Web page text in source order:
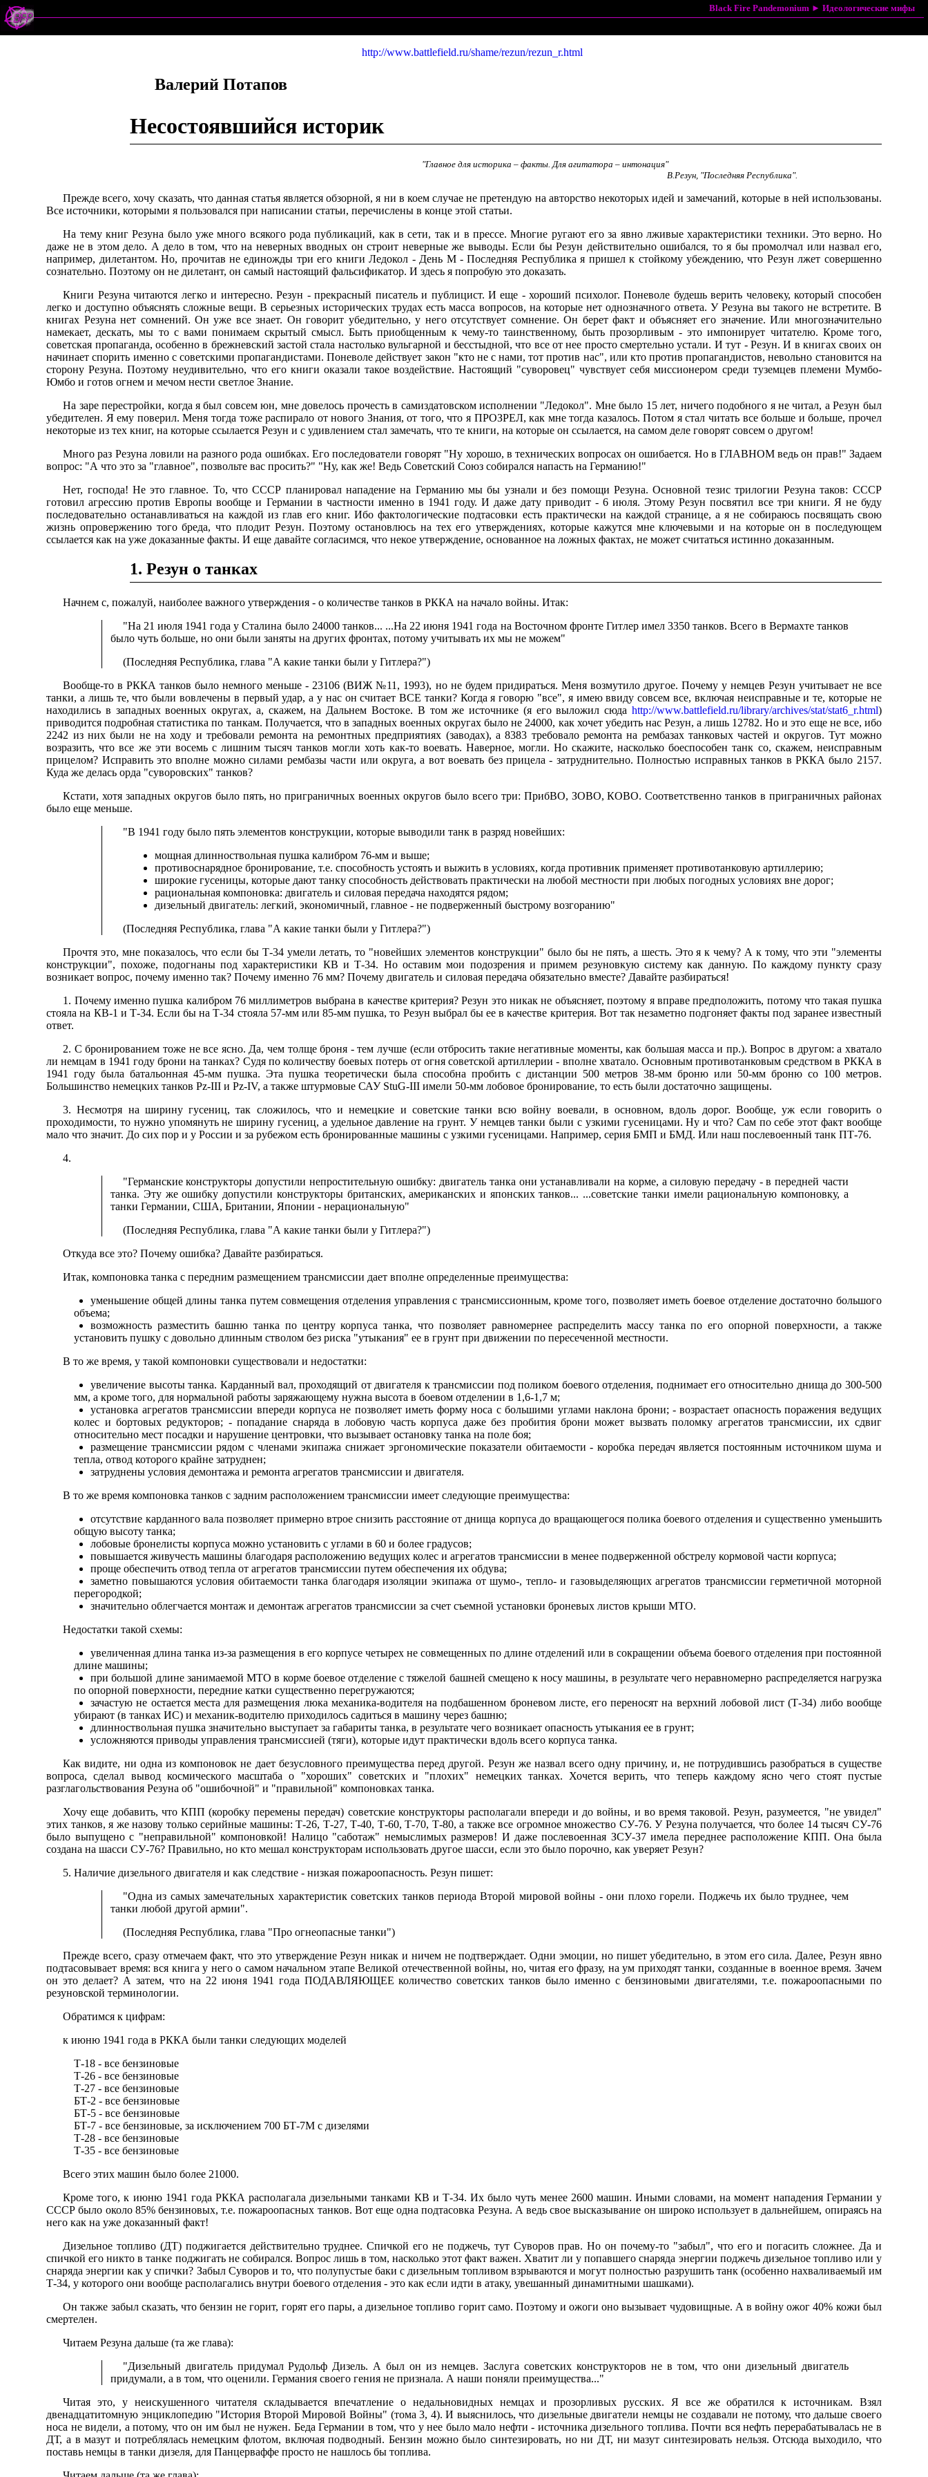
Black Fire Pandemonium ►Идеологические мифы
http://www.battlefield.ru/shame/rezun/rezun_r.html
Валерий Потапов
Несостоявшийся историк
"Главное для историка – факты. Для агитатора – интонация"
В.Резун, "Последняя Республика".
Прежде всего, хочу сказать, что данная статья является обзорной, я ни в коем случае не претендую на авторство некоторых идей и замечаний, которые в ней использованы.
Все источники, которыми я пользовался при написании статьи, перечислены в конце этой статьи.
На тему книг Резуна было уже много всякого рода публикаций, как в сети, так и в прессе. Многие ругают его за явно лживые характеристики техники. Это верно. Но
даже не в этом дело. А дело в том, что на неверных вводных он строит неверные же выводы. Если бы Резун действительно ошибался, то я бы промолчал или назвал его,
например, дилетантом. Но, прочитав не единожды три его книги Ледокол - День М - Последняя Республика я пришел к стойкому убеждению, что Резун лжет совершенно
сознательно. Поэтому он не дилетант, он самый настоящий фальсификатор. И здесь я попробую это доказать.
Книги Резуна читаются легко и интересно. Резун - прекрасный писатель и публицист. И еще - хороший психолог. Поневоле будешь верить человеку, который способен
легко и доступно объяснять сложные вещи. В серьезных исторических трудах есть масса вопросов, на которые нет однозначного ответа. У Резуна вы такого не встретите. В
книгах Резуна нет сомнений. Он уже все знает. Он говорит убедительно, у него отсутствует сомнение. Он берет факт и объясняет его значение. Или многозначительно
намекает, дескать, мы то с вами понимаем скрытый смысл. Быть приобщенным к чему-то таинственному, быть прозорливым - это импонирует читателю. Кроме того,
советская пропаганда, особенно в брежневский застой стала настолько вульгарной и бесстыдной, что все от нее просто смертельно устали. И тут - Резун. И в книгах своих он
начинает спорить именно с советскими пропагандистами. Поневоле действует закон "кто не с нами, тот против нас", или кто против пропагандистов, невольно становится на
сторону Резуна. Поэтому неудивительно, что его книги оказали такое воздействие. Настоящий "суворовец" чувствует себя миссионером среди туземцев племени Мумбо-
Юмбо и готов огнем и мечом нести светлое Знание.
На заре перестройки, когда я был совсем юн, мне довелось прочесть в самиздатовском исполнении "Ледокол". Мне было 15 лет, ничего подобного я не читал, а Резун был
убедителен. Я ему поверил. Меня тогда тоже распирало от нового Знания, от того, что я ПРОЗРЕЛ, как мне тогда казалось. Потом я стал читать все больше и больше, прочел
некоторые из тех книг, на которые ссылается Резун и с удивлением стал замечать, что те книги, на которые он ссылается, на самом деле говорят совсем о другом!
Много раз Резуна ловили на разного рода ошибках. Его последователи говорят "Ну хорошо, в технических вопросах он ошибается. Но в ГЛАВНОМ ведь он прав!" Задаем
вопрос: "А что это за "главное", позвольте вас просить?" "Ну, как же! Ведь Советский Союз собирался напасть на Германию!"
Нет, господа! Не это главное. То, что СССР планировал нападение на Германию мы бы узнали и без помощи Резуна. Основной тезис трилогии Резуна таков: СССР
готовил агрессию против Европы вообще и Германии в частности именно в 1941 году. И даже дату приводит - 6 июля. Этому Резун посвятил все три книги. Я не буду
последовательно останавливаться на каждой из глав его книг. Ибо фактологические подтасовки есть практически на каждой странице, а я не собираюсь посвящать свою
жизнь опровержению того бреда, что плодит Резун. Поэтому остановлюсь на тех его утверждениях, которые кажутся мне ключевыми и на которые он в последующем
ссылается как на уже доказанные факты. И еще давайте согласимся, что некое утверждение, основанное на ложных фактах, не может считаться истинно доказанным.
1. Резун о танках
Начнем с, пожалуй, наиболее важного утверждения - о количестве танков в РККА на начало войны. Итак:
"На 21 июля 1941 года у Сталина было 24000 танков... ...На 22 июня 1941 года на Восточном фронте Гитлер имел 3350 танков. Всего в Вермахте танков
было чуть больше, но они были заняты на других фронтах, потому учитывать их мы не можем"
(Последняя Республика, глава "А какие танки были у Гитлера?")
Вообще-то в РККА танков было немного меньше - 23106 (ВИЖ №11, 1993), но не будем придираться. Меня возмутило другое. Почему у немцев Резун учитывает не все
танки, а лишь те, что были вовлечены в первый удар, а у нас он считает ВСЕ танки? Когда я говорю "все", я имею ввиду совсем все, включая неисправные и те, которые не
находились в западных военных округах, а, скажем, на Дальнем Востоке. В том же источнике (я его выложил сюда http://www.battlefield.ru/library/archives/stat/stat6_r.html)
приводится подробная статистика по танкам. Получается, что в западных военных округах было не 24000, как хочет убедить нас Резун, а лишь 12782. Но и это еще не все, ибо
2242 из них были не на ходу и требовали ремонта на ремонтных предприятиях (заводах), а 8383 требовало ремонта на рембазах танковых частей и округов. Тут можно
возразить, что все же эти восемь с лишним тысяч танков могли хоть как-то воевать. Наверное, могли. Но скажите, насколько боеспособен танк со, скажем, неисправным
прицелом? Исправить это вполне можно силами рембазы части или округа, а вот воевать без прицела - затруднительно. Полностью исправных танков в РККА было 2157.
Куда же делась орда "суворовских" танков?
Кстати, хотя западных округов было пять, но приграничных военных округов было всего три: ПрибВО, ЗОВО, КОВО. Соответственно танков в приграничных районах
было еще меньше.
"В 1941 году было пять элементов конструкции, которые выводили танк в разряд новейших:
мощная длинноствольная пушка калибром 76-мм и выше;
противоснарядное бронирование, т.е. способность устоять и выжить в условиях, когда противник применяет противотанковую артиллерию;
широкие гусеницы, которые дают танку способность действовать практически на любой местности при любых погодных условиях вне дорог;
рациональная компоновка: двигатель и силовая передача находятся рядом;
дизельный двигатель: легкий, экономичный, главное - не подверженный быстрому возгоранию"
(Последняя Республика, глава "А какие танки были у Гитлера?")
Прочтя это, мне показалось, что если бы Т-34 умели летать, то "новейших элементов конструкции" было бы не пять, а шесть. Это я к чему? А к тому, что эти "элементы
конструкции", похоже, подогнаны под характеристики КВ и Т-34. Но оставим мои подозрения и примем резуновкую систему как данную. По каждому пункту сразу
возникает вопрос, почему именно так? Почему именно 76 мм? Почему двигатель и силовая передача обязательно вместе? Давайте разбираться!
1. Почему именно пушка калибром 76 миллиметров выбрана в качестве критерия? Резун это никак не объясняет, поэтому я вправе предположить, потому что такая пушка
стояла на КВ-1 и Т-34. Если бы на Т-34 стояла 57-мм или 85-мм пушка, то Резун выбрал бы ее в качестве критерия. Вот так незаметно подгоняет факты под заранее известный
ответ.
2. С бронированием тоже не все ясно. Да, чем толще броня - тем лучше (если отбросить такие негативные моменты, как большая масса и пр.). Вопрос в другом: а хватало
ли немцам в 1941 году брони на танках? Судя по количеству боевых потерь от огня советской артиллерии - вполне хватало. Основным противотанковым средством в РККА в
1941 году была батальонная 45-мм пушка. Эта пушка теоретически была способна пробить с дистанции 500 метров 38-мм броню или 50-мм броню со 100 метров.
Большинство немецких танков Pz-III и Pz-IV, а также штурмовые САУ StuG-III имели 50-мм лобовое бронирование, то есть были достаточно защищены.
3. Несмотря на ширину гусениц, так сложилось, что и немецкие и советские танки всю войну воевали, в основном, вдоль дорог. Вообще, уж если говорить о
проходимости, то нужно упомянуть не ширину гусениц, а удельное давление на грунт. У немцев танки были с узкими гусеницами. Ну и что? Сам по себе этот факт вообще
мало что значит. До сих пор и у России и за рубежом есть бронированные машины с узкими гусеницами. Например, серия БМП и БМД. Или наш послевоенный танк ПТ-76.
4.
"Германские конструкторы допустили непростительную ошибку: двигатель танка они устанавливали на корме, а силовую передачу - в передней части
танка. Эту же ошибку допустили конструкторы британских, американских и японских танков... ...советские танки имели рациональную компоновку, а
танки Германии, США, Британии, Японии - нерациональную"
(Последняя Республика, глава "А какие танки были у Гитлера?")
Откуда все это? Почему ошибка? Давайте разбираться.
Итак, компоновка танка с передним размещением трансмиссии дает вполне определенные преимущества:
уменьшение общей длины танка путем совмещения отделения управления с трансмиссионным, кроме того, позволяет иметь боевое отделение достаточно большого
объема;
возможность разместить башню танка по центру корпуса танка, что позволяет равномернее распределить массу танка по его опорной поверхности, а также
установить пушку с довольно длинным стволом без риска "утыкания" ее в грунт при движении по пересеченной местности.
В то же время, у такой компоновки существовали и недостатки:
увеличение высоты танка. Карданный вал, проходящий от двигателя к трансмиссии под поликом боевого отделения, поднимает его относительно днища до 300-500
мм, а кроме того, для нормальной работы заряжающему нужна высота в боевом отделении в 1,6-1,7 м;
установка агрегатов трансмиссии впереди корпуса не позволяет иметь форму носа с большими углами наклона брони; - возрастает опасность поражения ведущих
колес и бортовых редукторов; - попадание снаряда в лобовую часть корпуса даже без пробития брони может вызвать поломку агрегатов трансмиссии, их сдвиг
относительно мест посадки и нарушение центровки, что вызывает остановку танка на поле боя;
размещение трансмиссии рядом с членами экипажа снижает эргономические показатели обитаемости - коробка передач является постоянным источником шума и
тепла, отвод которого крайне затруднен;
затруднены условия демонтажа и ремонта агрегатов трансмиссии и двигателя.
В то же время компоновка танков с задним расположением трансмиссии имеет следующие преимущества:
отсутствие карданного вала позволяет примерно втрое снизить расстояние от днища корпуса до вращающегося полика боевого отделения и существенно уменьшить
общую высоту танка;
лобовые бронелисты корпуса можно установить с углами в 60 и более градусов;
повышается живучесть машины благодаря расположению ведущих колес и агрегатов трансмиссии в менее подверженной обстрелу кормовой части корпуса;
проще обеспечить отвод тепла от агрегатов трансмиссии путем обеспечения их обдува;
заметно повышаются условия обитаемости танка благодаря изоляции экипажа от шумо-, тепло- и газовыделяющих агрегатов трансмиссии герметичной моторной
перегородкой;
значительно облегчается монтаж и демонтаж агрегатов трансмиссии за счет съемной установки броневых листов крыши МТО.
Недостатки такой схемы:
увеличенная длина танка из-за размещения в его корпусе четырех не совмещенных по длине отделений или в сокращении объема боевого отделения при постоянной
длине машины;
при большой длине занимаемой МТО в корме боевое отделение с тяжелой башней смещено к носу машины, в результате чего неравномерно распределяется нагрузка
по опорной поверхности, передние катки существенно перегружаются;
зачастую не остается места для размещения люка механика-водителя на подбашенном броневом листе, его переносят на верхний лобовой лист (Т-34) либо вообще
убирают (в танках ИС) и механик-водителю приходилось садиться в машину через башню;
длинноствольная пушка значительно выступает за габариты танка, в результате чего возникает опасность утыкания ее в грунт;
усложняются приводы управления трансмиссией (тяги), которые идут практически вдоль всего корпуса танка.
Как видите, ни одна из компоновок не дает безусловного преимущества перед другой. Резун же назвал всего одну причину, и, не потрудившись разобраться в существе
вопроса, сделал вывод космического масштаба о "хороших" советских и "плохих" немецких танках. Хочется верить, что теперь каждому ясно чего стоят пустые
разглагольствования Резуна об "ошибочной" и "правильной" компоновках танка.
Хочу еще добавить, что КПП (коробку перемены передач) советские конструкторы располагали впереди и до войны, и во время таковой. Резун, разумеется, "не увидел"
этих танков, я же назову только серийные машины: Т-26, Т-27, Т-40, Т-60, Т-70, Т-80, а также все огромное множество СУ-76. У Резуна получается, что более 14 тысяч СУ-76
было выпущено с "неправильной" компоновкой! Налицо "саботаж" немыслимых размеров! И даже послевоенная ЗСУ-37 имела переднее расположение КПП. Она была
создана на шасси СУ-76? Правильно, но кто мешал конструкторам использовать другое шасси, если это было порочно, как уверяет Резун?
5. Наличие дизельного двигателя и как следствие - низкая пожароопасность. Резун пишет:
"Одна из самых замечательных характеристик советских танков периода Второй мировой войны - они плохо горели. Поджечь их было труднее, чем
танки любой другой армии".
(Последняя Республика, глава "Про огнеопасные танки")
Прежде всего, сразу отмечаем факт, что это утверждение Резун никак и ничем не подтверждает. Одни эмоции, но пишет убедительно, в этом его сила. Далее, Резун явно
подтасовывает время: вся книга у него о самом начальном этапе Великой отечественной войны, но, читая его фразу, на ум приходят танки, созданные в военное время. Зачем
он это делает? А затем, что на 22 июня 1941 года ПОДАВЛЯЮЩЕЕ количество советских танков было именно с бензиновыми двигателями, т.е. пожароопасными по
резуновской терминологии.
Обратимся к цифрам:
к июню 1941 года в РККА были танки следующих моделей
Т-18 - все бензиновые
Т-26 - все бензиновые
Т-27 - все бензиновые
БТ-2 - все бензиновые
БТ-5 - все бензиновые
БТ-7 - все бензиновые, за исключением 700 БТ-7М с дизелями
Т-28 - все бензиновые
Т-35 - все бензиновые
Всего этих машин было более 21000.
Кроме того, к июню 1941 года РККА располагала дизельными танками КВ и Т-34. Их было чуть менее 2600 машин. Иными словами, на момент нападения Германии у
СССР было около 85% бензиновых, т.е. пожароопасных танков. Вот еще одна подтасовка Резуна. А ведь свое высказывание он широко использует в дальнейшем, опираясь на
него как на уже доказанный факт!
Дизельное топливо (ДТ) поджигается действительно труднее. Спичкой его не поджечь, тут Суворов прав. Но он почему-то "забыл", что его и погасить сложнее. Да и
спичкой его никто в танке поджигать не собирался. Вопрос лишь в том, насколько этот факт важен. Хватит ли у попавшего снаряда энергии поджечь дизельное топливо или у
снаряда энергии как у спички? Забыл Суворов и то, что полупустые баки с дизельным топливом взрываются и могут полностью разрушить танк (особенно нахваливаемый им
Т-34, у которого они вообще располагались внутри боевого отделения - это как если идти в атаку, увешанный динамитными шашками).
Он также забыл сказать, что бензин не горит, горят его пары, а дизельное топливо горит само. Поэтому и ожоги оно вызывает чудовищные. А в войну ожог 40% кожи был
смертелен.
Читаем Резуна дальше (та же глава):
"Дизельный двигатель придумал Рудольф Дизель. А был он из немцев. Заслуга советских конструкторов не в том, что они дизельный двигатель
придумали, а в том, что оценили. Германия своего гения не признала. А наши поняли преимущества..."
Читая это, у неискушенного читателя складывается впечатление о недальновидных немцах и прозорливых русских. Я все же обратился к источникам. Взял
двенадцатитомную энциклопедию "История Второй Мировой Войны" (тома 3, 4). И выяснилось, что дизельные двигатели немцы не создавали не потому, что дальше своего
носа не видели, а потому, что он им был не нужен. Беда Германии в том, что у нее было мало нефти - источника дизельного топлива. Почти вся нефть перерабатывалась не в
ДТ, а в мазут и потреблялась немецким флотом, включая подводный. Бензин можно было синтезировать, но ни ДТ, ни мазут синтезировать нельзя. Отсюда выходило, что
поставь немцы в танки дизеля, для Панцерваффе просто не нашлось бы топлива.